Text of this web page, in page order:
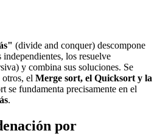
(divide and conquer) descompone
los resuelve
y combina sus soluciones. Se
otros, el Merge sort, el Quicksort y la
se fundamenta precisamente en el
.
por